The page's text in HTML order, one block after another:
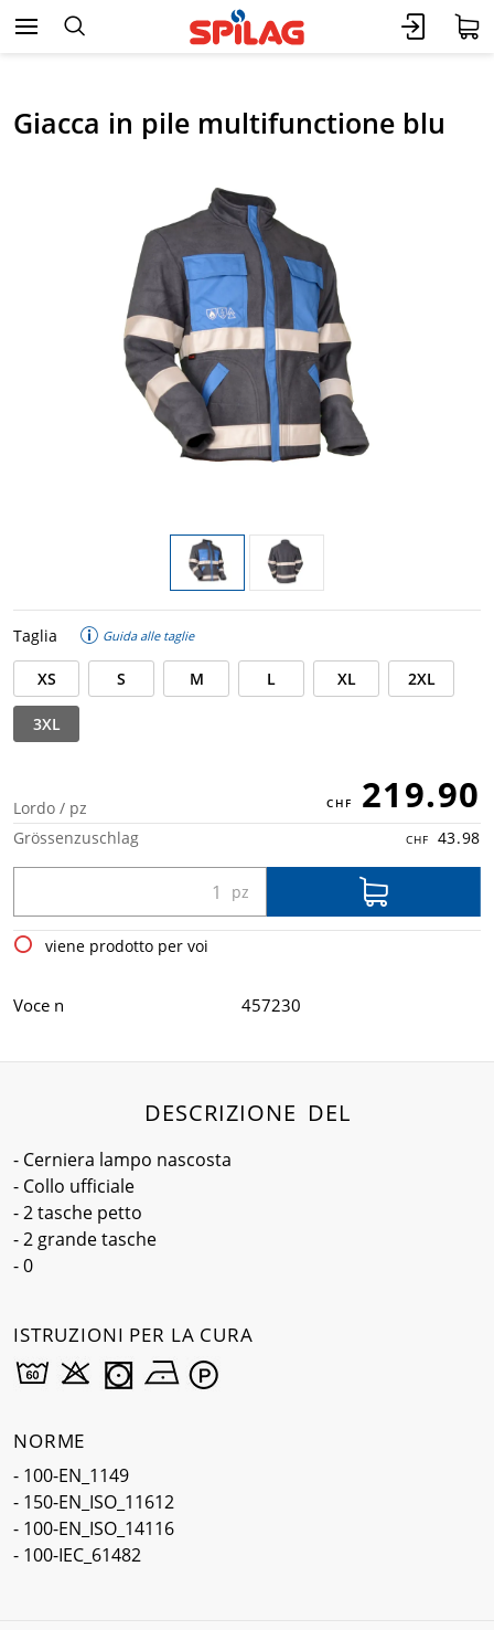
Giacca in pile multifunctione blu
Taglia Guida alle taglie
XS S M L XL 2XL
3XL
Lordo / pz 219.90
Grössenzuschlag 43.98
viene prodotto per voi
Voce n 457230
DESCRIZIONE DEL
- Cerniera lampo nascosta
- Collo ufficiale
- 2 tasche petto
- 2 grande tasche
- 0
ISTRUZIONI PER LA CURA
NORME
- 100-EN_1149
- 150-EN_ISO_11612
- 100-EN_ISO_14116
- 100-IEC_61482